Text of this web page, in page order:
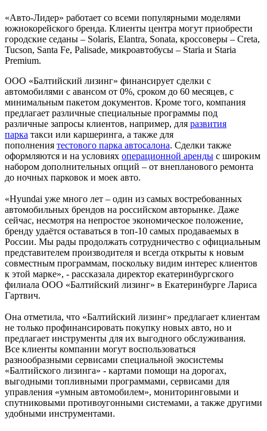
«Авто-Лидер» работает со всеми популярными моделями
южнокорейского бренда. Клиенты центра могут приобрести
городские седаны – Solaris, Elantra, Sonata, кроссоверы – Creta,
Tucson, Santa Fe, Palisade, микроавтобусы – Staria и Staria
Premium.
ООО «Балтийский лизинг» финансирует сделки с
автомобилями с авансом от 0%, сроком до 60 месяцев, с
минимальным пакетом документов. Кроме того, компания
предлагает различные специальные программы под
различные запросы клиентов, например, для развития
парка такси или каршеринга, а также для
пополнения тестового парка автосалона. Сделки также
оформляются и на условиях операционной аренды с широким
набором дополнительных опций – от внепланового ремонта
до ночных парковок и моек авто.
«Hyundai уже много лет – один из самых востребованных
автомобильных брендов на российском авторынке. Даже
сейчас, несмотря на непростое экономическое положение,
бренду удаётся оставаться в топ-10 самых продаваемых в
России. Мы рады продолжать сотрудничество с официальным
представителем производителя и всегда открыты к новым
совместным программам, поскольку видим интерес клиентов
к этой марке», - рассказала директор екатеринбургского
филиала ООО «Балтийский лизинг» в Екатеринбурге Лариса
Гартвич.
Она отметила, что «Балтийский лизинг» предлагает клиентам
не только профинансировать покупку новых авто, но и
предлагает инструменты для их выгодного обслуживания.
Все клиенты компании могут воспользоваться
разнообразными сервисами специальной экосистемы
«Балтийского лизинга» - картами помощи на дорогах,
выгодными топливными программами, сервисами для
управления «умным автомобилем», мониторинговыми и
спутниковыми противоугонными системами, а также другими
удобными инструментами.